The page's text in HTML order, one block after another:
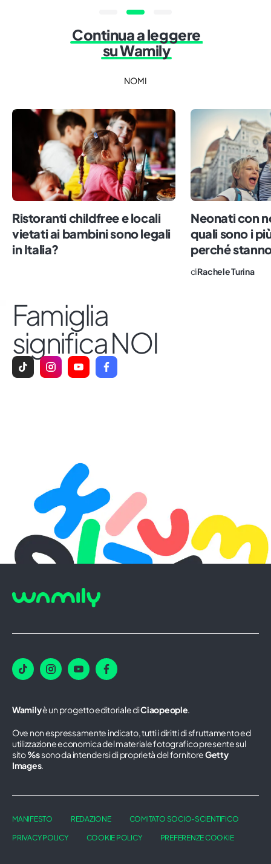
Continua a leggere
su Wamily
NOMI
Ristoranti childfree e locali
vietati ai bambini sono legali
in Italia?
Neonati con
quali sono i
perché
diRachele Turina
Famiglia
significa NOI
Wamilyè un progetto editoriale diCiaopeople.
Ove non espressamente indicato, tutti i diritti di sfruttamento ed
utilizzazione economica del materiale fotografico presente sul
sito%ssono da intendersi di proprietà del fornitoreGetty
Images.
MANIFESTO REDAZIONE COMITATO SOCIO-SCIENTIFICO
PRIVACY POLICY COOKIE POLICY PREFERENZE COOKIE